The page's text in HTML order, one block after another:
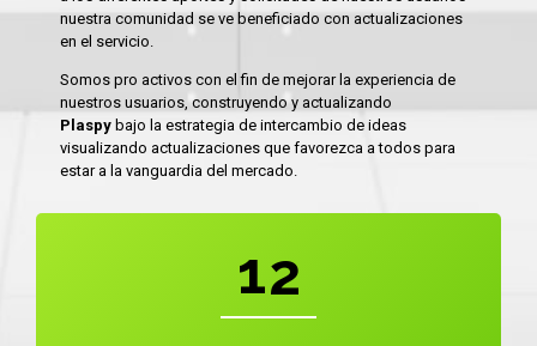
nuestra comunidad se ve beneficiado con actualizaciones
en el servicio.
Somos pro activos con el fin de mejorar la experiencia de
nuestros usuarios, construyendo y actualizando
Plaspy bajo la estrategia de intercambio de ideas
visualizando actualizaciones que favorezca a todos para
estar a la vanguardia del mercado.
0
1
2
0
1
2
3
1
2
3
4
5
0
1
2
3
4